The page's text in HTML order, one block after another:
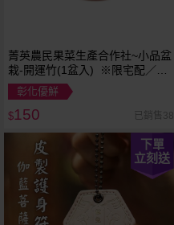
菁英農民果菜生產合作社~小品盆
栽-開運竹(1盆入) ※限宅配／無
貨到付款
彰化優鮮
$150 已銷售38
下單
立刻送